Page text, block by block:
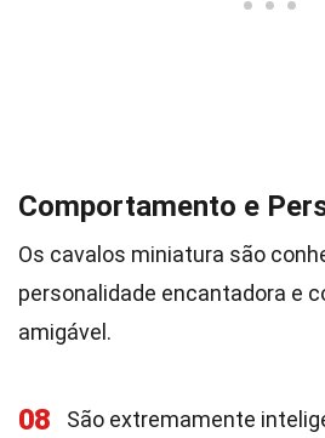
Comportamento e
Os cavalos miniatura são
personalidade encantadora e
amigável.
08
São extremamente